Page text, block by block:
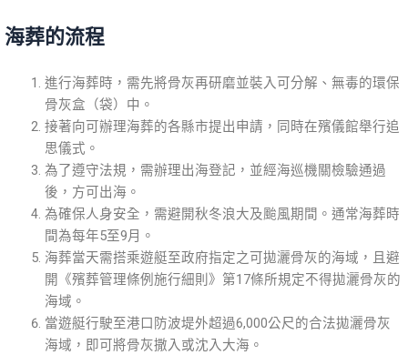
海葬的流程
進行海葬時，需先將骨灰再研磨並裝入可分解、無毒的環保
骨灰盒（袋）中。
接著向可辦理海葬的各縣市提出申請，同時在殯儀館舉行追
思儀式。
為了遵守法規，需辦理出海登記，並經海巡機關檢驗通過
後，方可出海。
為確保人身安全，需避開秋冬浪大及颱風期間。通常海葬時
間為每年5至9月。
海葬當天需搭乘遊艇至政府指定之可拋灑骨灰的海域，且避
開《殯葬管理條例施行細則》第17條所規定不得拋灑骨灰的
海域。
當遊艇行駛至港口防波堤外超過6,000公尺的合法拋灑骨灰
海域，即可將骨灰撒入或沈入大海。